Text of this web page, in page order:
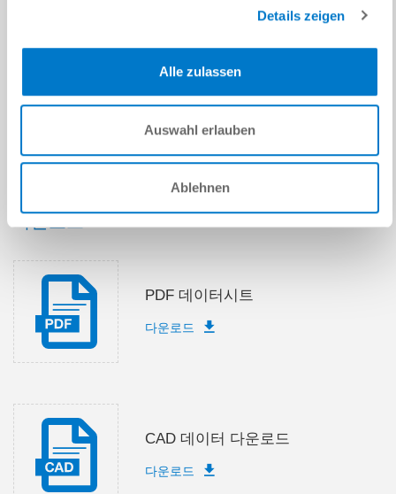
Details zeigen
Alle zulassen
Auswahl erlauben
Ablehnen
기술 데이터
다운로드
PDF 데이터시트
다운로드
CAD 데이터 다운로드
다운로드